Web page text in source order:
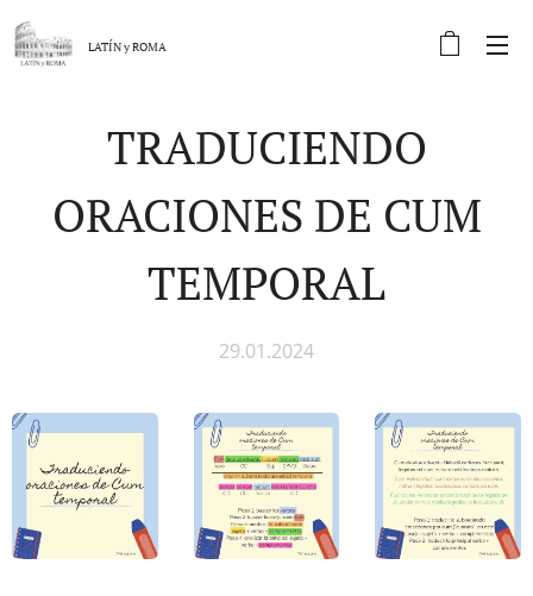
LATÍN yROMA
TRADUCIENDO
ORACIONES DE CUM
TEMPORAL
29.01.2024